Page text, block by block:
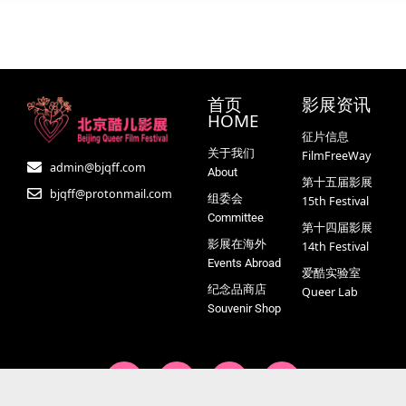
admin@bjqff.com
bjqff@protonmail.com
首页
HOME
关于我们
About
组委会
Committee
影展在海外
Events Abroad
纪念品商店
Souvenir Shop
影展资讯
征片信息
FilmFreeWay
第十五届影展
15th Festival
第十四届影展
14th Festival
爱酷实验室
Queer Lab